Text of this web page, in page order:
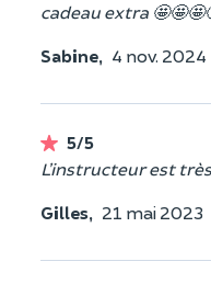
cadeau extra
Sabine, 4 nov. 2024
5/5
L’instructeur est
Gilles, 21 mai 2023